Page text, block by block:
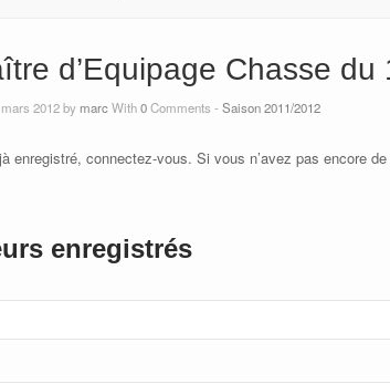
d’Equipage Chasse du
2012 by marcWith0Comments - Saison 2011/2012
connectez-vous. Si vous n’avez pas encore
enregistrés